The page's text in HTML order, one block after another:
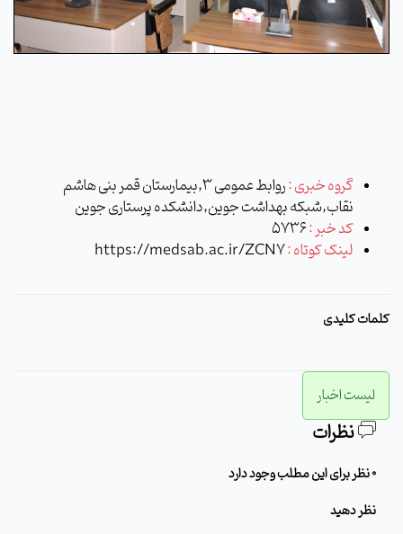
گروه خبری :
روابط عمومی 3,بیمارستان قمر بنی هاشم
نقاب,شبکه بهداشت جوین,دانشکده پرستاری جوین
کد خبر :5736
لینک کوتاه :https://medsab.ac.ir/ZCN7
کلمات کلیدی
لیست اخبار
نظرات
0 نظر برای این مطلب وجود دارد
نظر دهید